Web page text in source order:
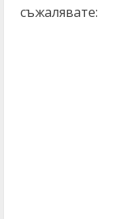
съжалявате: